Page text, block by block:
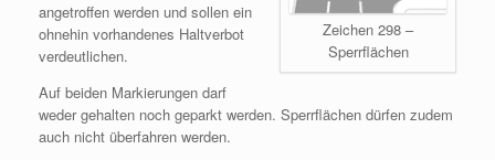
Zeichen 298 –
Sperrflächen
angetroffen werden und sollen ein
ohnehin vorhandenes Haltverbot
verdeutlichen.
Auf beiden Markierungen darf
weder gehalten noch geparkt werden. Sperrflächen dürfen zudem
auch nicht überfahren werden.